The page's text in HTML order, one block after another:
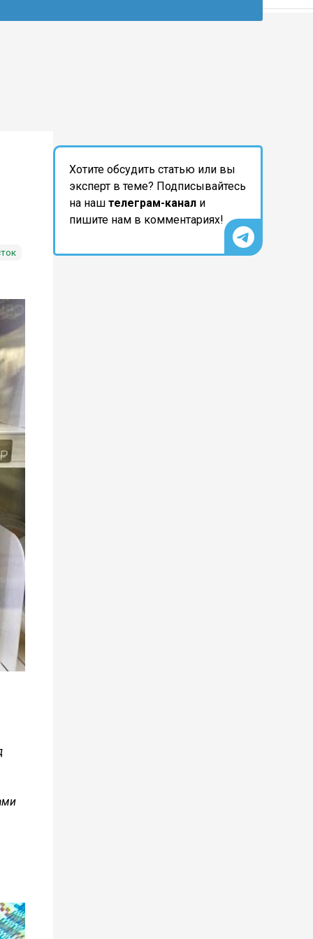
Хотите обсудить статью или вы
эксперт в теме? Подписывайтесь
на наш телеграм-канал и
пишите нам в комментариях!